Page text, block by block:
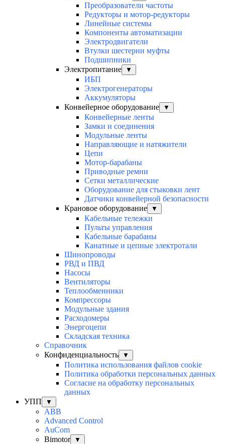
Преобразователи частоты
Редукторы и мотор-редукторы
Линейные системы
Компоненты автоматизации
Электродвигатели
Втулки шестерни муфты
Подшипники
Электропитание
▼
ИБП
Электрогенераторы
Аккумуляторы
Конвейерное оборудование
▼
Конвейерные ленты
Замки и соединения
Модульные ленты
Направляющие и натяжители
Цепи
Мотор-барабаны
Приводные ремни
Сетки металлические
Оборудование для стыковки лент
Датчики конвейерной безопасности
Крановое оборудование
▼
Кабельные тележки
Пульты управления
Кабельные барабаны
Канатные и цепные электротали
Шинопроводы
РВД и ПВД
Насосы
Вентиляторы
Теплообменники
Компрессоры
Модульные здания
Расходомеры
Энергоцепи
Складская техника
Справочник
Конфиденциальность
▼
Политика использования файлов cookie
Политика обработки персональных данных
Согласие на обработку персональных
данных
УПП
▼
ABB
Advanced Control
AuСom
Bimotor
▼